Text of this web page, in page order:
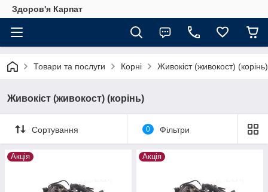
Здоров'я Карпат
Товари та послуги Корні Живокіст (живокост) (корінь)
Живокіст (живокост) (корінь)
Сортування 0 Фільтри
Акція Акція